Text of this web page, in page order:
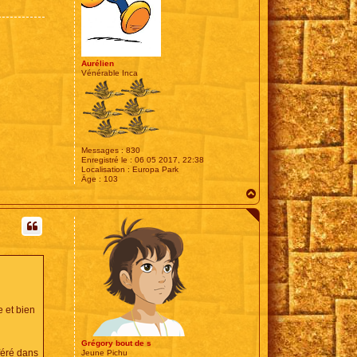
Aurélien
Vénérable Inca
Messages : 830
Enregistré le : 06 05 2017, 22:38
Localisation : Europa Park
Âge : 103
a
u
Grégory bout de s
Jeune Pichu
et bien
dans